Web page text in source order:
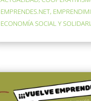
EMPRENDES.NET,
ECONOMÍA SOCIAL Y